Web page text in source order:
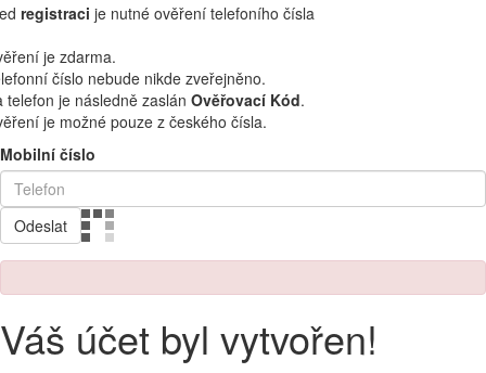
registraci je nutné ověření telefoního čísla
je zdarma.
číslo nebude nikde zveřejněno.
telefon je následně zaslán Ověřovací Kód.
je možné pouze z českého čísla.
Mobilní číslo
Odeslat
Váš účet byl vytvořen!